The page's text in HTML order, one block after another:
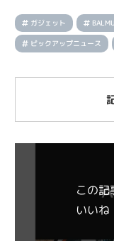
ガジェット
ピックアップニュース
この記
いいね